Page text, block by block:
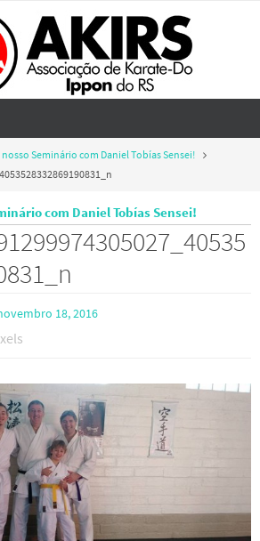
nosso Seminário com Daniel Tobías Sensei!
com Daniel Tobías Sensei!
18, 2016